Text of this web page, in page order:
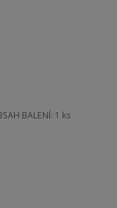
BALENÍ: 1 ks